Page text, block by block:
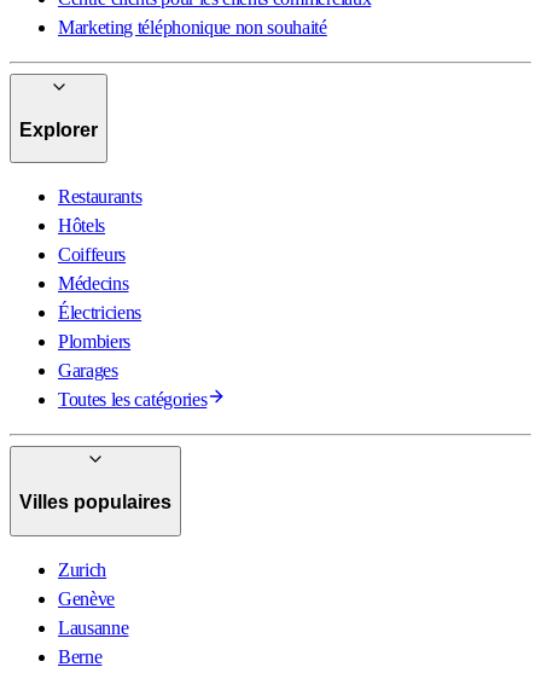
Marketing téléphonique non souhaité
Explorer
Restaurants
Hôtels
Coiffeurs
Médecins
Électriciens
Plombiers
Garages
Toutes les catégories
Villes populaires
Zurich
Genève
Lausanne
Berne